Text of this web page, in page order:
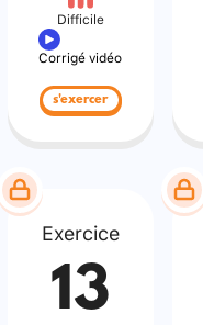
Difficile
Corrigé vidéo
s'exercer
Exercice
13